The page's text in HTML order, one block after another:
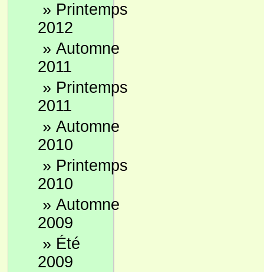
» Printemps
2012
» Automne
2011
» Printemps
2011
» Automne
2010
» Printemps
2010
» Automne
2009
» Été
2009